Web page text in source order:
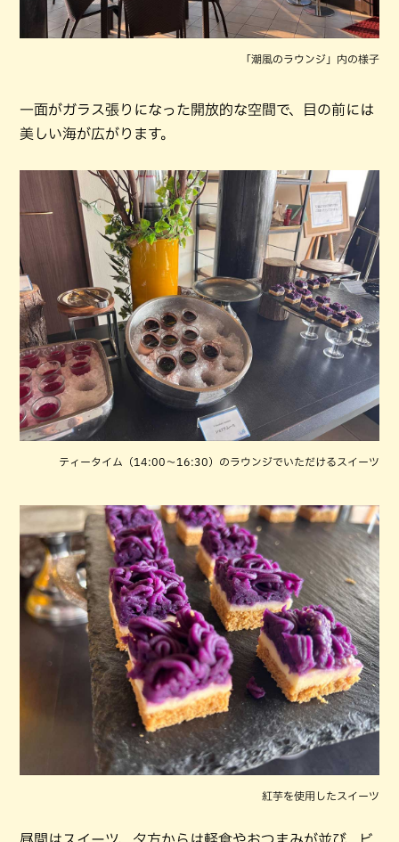
「潮風のラウンジ」内の様子
一面がガラス張りになった開放的な空間で、目の前には
美しい海が広がります。
ティータイム（14:00〜16:30）のラウンジでいただけるスイーツ
紅芋を使用したスイーツ